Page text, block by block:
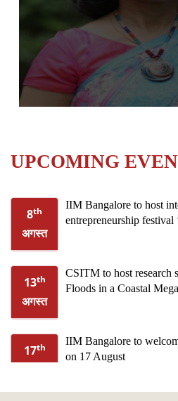
UPCOMING
8th
अगस्त
IIM Bangalore to host
entrepreneurship festival
13th
अगस्त
CSITM to host research
Floods in a Coastal
17th
IIM Bangalore to
on 17 August